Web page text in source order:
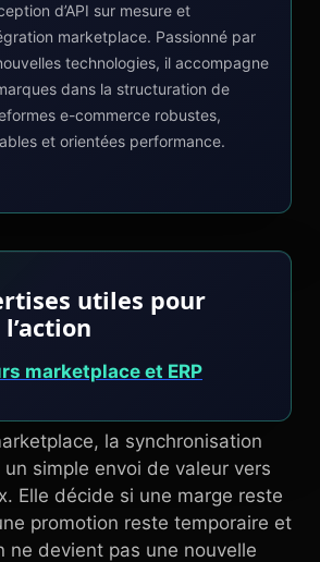
d’API sur mesure et
marketplace. Passionné par
technologies, il accompagne
dans la structuration de
e-commerce robustes,
et orientées performance.
utiles pour
marketplace et ERP
la synchronisation
un simple envoi de valeur vers
Elle décide si une marge reste
promotion reste temporaire et
ne devient pas une nouvelle